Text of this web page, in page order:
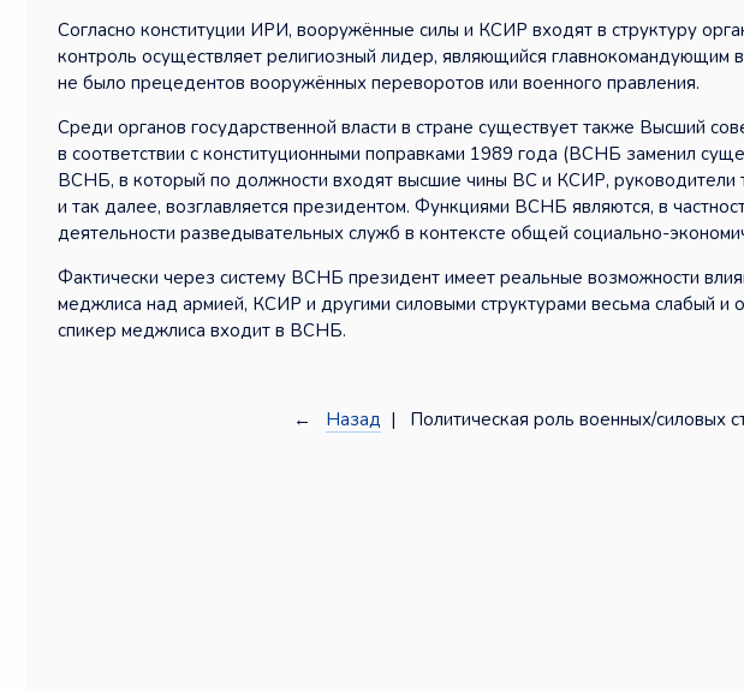
Согласно конституции ИРИ, вооружённые силы и КСИР входят в структуру
контроль осуществляет религиозный лидер, являющийся
не было прецедентов вооружённых переворотов или военного правления.
Среди органов государственной власти в стране существует также Высший
в соответствии с конституционными поправками 1989 года (ВСНБ заменил
ВСНБ, в который по должности входят высшие чины ВС и КСИР, руководители
и так далее, возглавляется президентом. Функциями ВСНБ являются, в
деятельности разведывательных служб в контексте общей социально-
Фактически через систему ВСНБ президент имеет реальные возможности
меджлиса над армией, КСИР и другими силовыми структурами весьма слабый и
спикер меджлиса входит в ВСНБ.
← Назад | Политическая роль военных/силовых